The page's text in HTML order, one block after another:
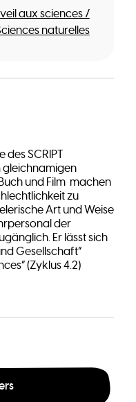
aux sciences /
naturelles
des SCRIPT
gleichnamigen
und Film machen
zu
Art und Weise
der
Er lässt sich
Gesellschaft“
(Zyklus 4.2)